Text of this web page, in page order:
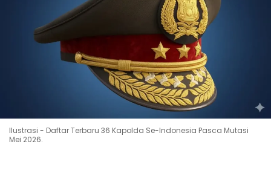
Ilustrasi - Daftar Terbaru 36 Kapolda Se-Indonesia Pasca Mutasi
Mei 2026.